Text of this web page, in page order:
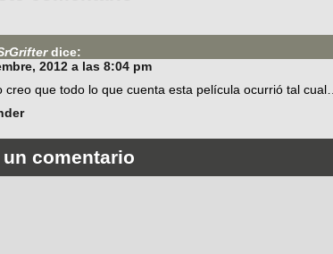
dice:
2012 a las 8:04 pm
creo que todo lo que cuenta esta película ocurrió tal cual…
un comentario